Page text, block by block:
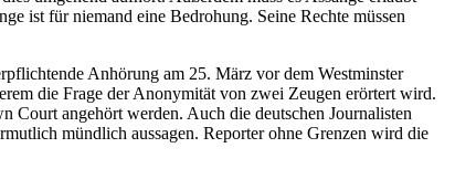
ist für niemand eine Bedrohung. Seine Rechte müssen
Anhörung am 25. März vor dem Westminster
die Frage der Anonymität von zwei Zeugen erörtert wird.
Court angehört werden. Auch die deutschen Journalisten
mündlich aussagen. Reporter ohne Grenzen wird die